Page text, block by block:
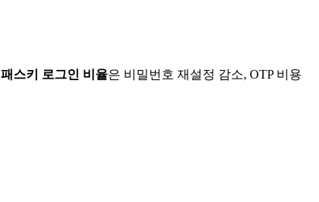
패스키 로그인 비율은 비밀번호 재설정 감소, OTP 비용